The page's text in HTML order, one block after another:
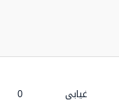
غيابي 0